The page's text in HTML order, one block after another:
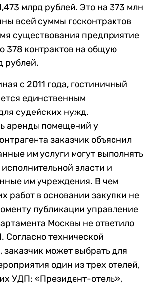
млрд рублей. Это на 373 млн
всей суммы госконтрактов
существования предприятие
378 контрактов на общую
рублей.
с 2011 года, гостиничный
единственным
судейских нужд.
аренды помещений у
заказчик объяснил
им услуги могут выполнять
власти и
им учреждения. В чем
работ в основании закупки не
публикации управление
Москвы не ответило
Согласно технической
заказчик может выбрать для
один из трех отелей,
УДП: «Президент-отель»,